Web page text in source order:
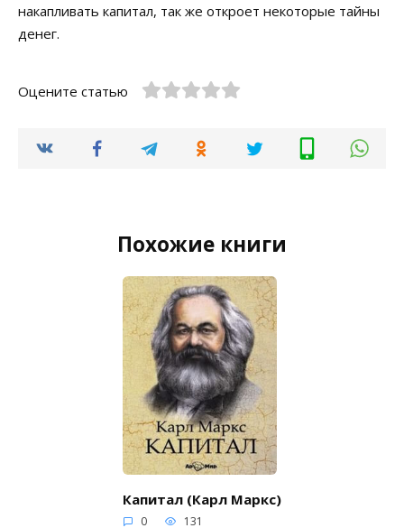
накапливать капитал, так же откроет некоторые тайны
денег.
Оцените статью
Похожие книги
Капитал (Карл Маркс)
0 131